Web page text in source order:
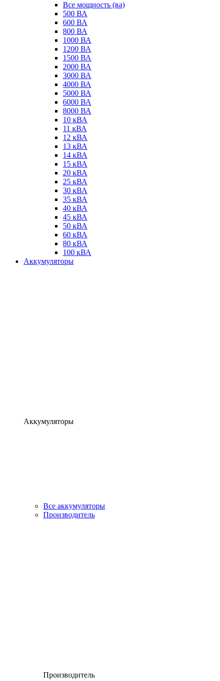
Все мощность (ва)
500 ВА
600 ВА
800 ВА
1000 ВА
1200 ВА
1500 ВА
2000 ВА
3000 ВА
4000 ВА
5000 ВА
6000 ВА
8000 ВА
10 кВА
11 кВА
12 кВА
13 кВА
14 кВА
15 кВА
20 кВА
25 кВА
30 кВА
35 кВА
40 кВА
45 кВА
50 кВА
60 кВА
80 кВА
100 кВА
Аккумуляторы
Аккумуляторы
Все аккумуляторы
Производитель
Производитель